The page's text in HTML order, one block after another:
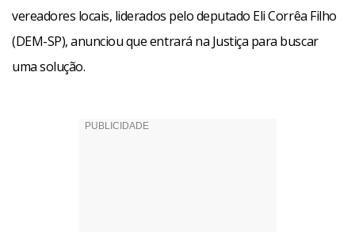
vereadores locais, liderados pelo deputado Eli Corrêa Filho
(DEM-SP), anunciou que entrará na Justiça para buscar
uma solução.